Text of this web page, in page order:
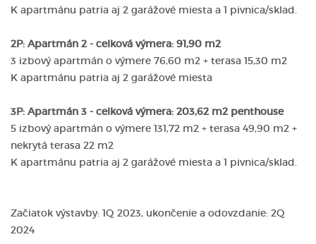
K apartmánu patria aj 2 garážové miesta a 1 pivnica/sklad.
2P: Apartmán 2 - celková výmera: 91,90 m2
3 izbový apartmán o výmere 76,60 m2 + terasa 15,30 m2
K apartmánu patria aj 2 garážové miesta
3P: Apartmán 3 - celková výmera: 203,62 m2 penthouse
5 izbový apartmán o výmere 131,72 m2 + terasa 49,90 m2 +
nekrytá terasa 22 m2
K apartmánu patria aj 2 garážové miesta a 1 pivnica/sklad.
Začiatok výstavby: 1Q 2023, ukončenie a odovzdanie: 2Q
2024